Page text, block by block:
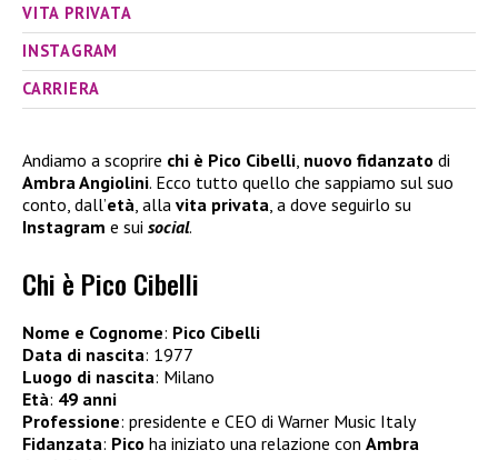
VITA PRIVATA
INSTAGRAM
CARRIERA
Andiamo a scoprire chi è Pico Cibelli, nuovo fidanzato di
Ambra Angiolini. Ecco tutto quello che sappiamo sul suo
conto, dall’età, alla vita privata, a dove seguirlo su
Instagram e sui social.
Chi è Pico Cibelli
Nome e Cognome: Pico Cibelli
Data di nascita: 1977
Luogo di nascita: Milano
Età: 49 anni
Professione: presidente e CEO di Warner Music Italy
Fidanzata: Pico ha iniziato una relazione con Ambra